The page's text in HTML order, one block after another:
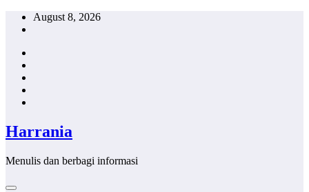
Skip
August 8, 2026
Harrania
Menulis dan berbagi informasi